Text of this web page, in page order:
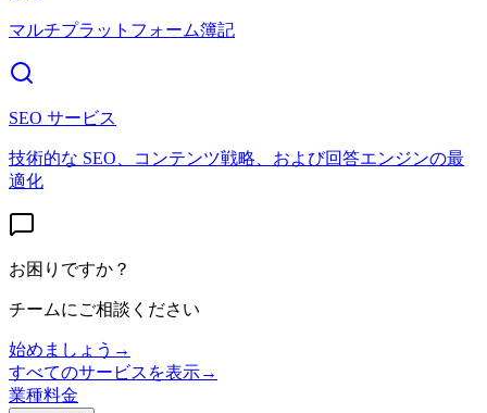
マルチプラットフォーム簿記
SEO サービス
技術的な SEO、コンテンツ戦略、および回答エンジンの最
適化
お困りですか？
チームにご相談ください
始めましょう →
すべてのサービスを表示→
業種料金